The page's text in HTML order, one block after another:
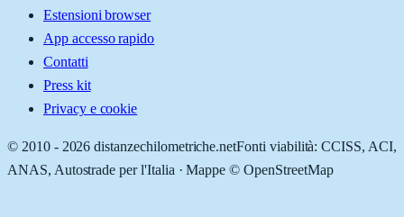
Estensioni browser
App accesso rapido
Contatti
Press kit
Privacy e cookie
© 2010 - 2026 distanzechilometriche.netFonti viabilità: CCISS, ACI,
ANAS, Autostrade per l'Italia · Mappe © OpenStreetMap